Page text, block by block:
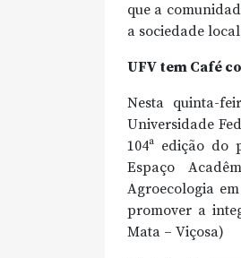
que a
a sociedade
UFV tem Café
Nesta quinta-
Universidade
104ª edição do
Espaço
Agroecologia
promover a
Mata – Viçosa)